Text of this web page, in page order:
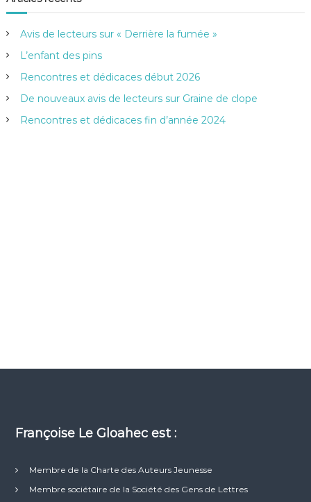
e
c
h
r
:
c
Avis de lecteurs sur « Derrière la fumée »
L’enfant des pins
Rencontres et dédicaces début 2026
De nouveaux avis de lecteurs sur Graine de clope
Rencontres et dédicaces fin d’année 2024
Françoise Le Gloahec est :
Membre de la Charte des Auteurs Jeunesse
Membre sociétaire de la Société des Gens de Lettres